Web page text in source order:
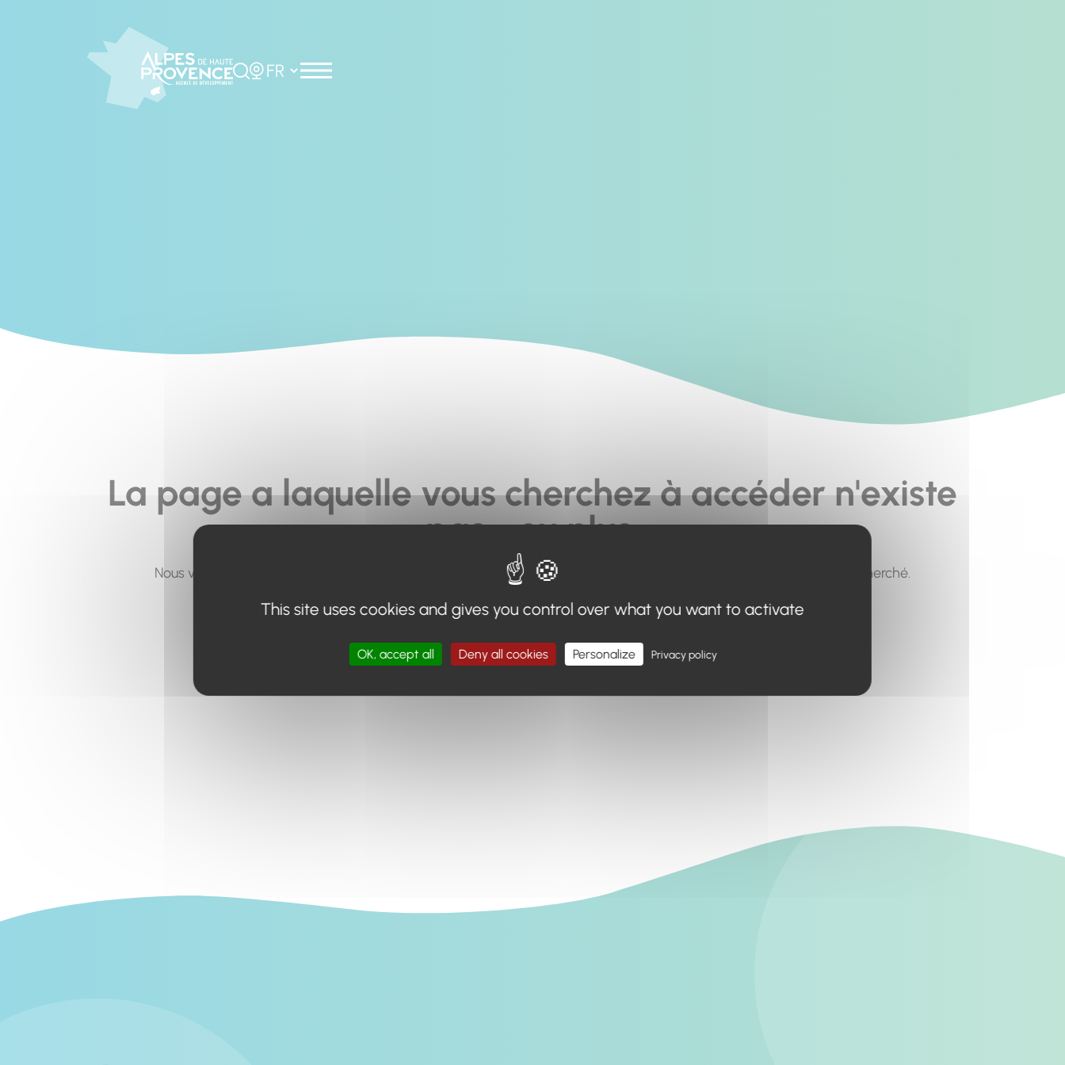
Rechercher
Choisir la langue
La page a laquelle vous cherchez à accéder n'existe
pas... ou plus.
Nous vous invitons à utiliser le moteur de recherche en haut de page, ou à utiliser le menu pour trouver le contenu recherché.
Retour à l'accueil
This site uses cookies and gives you control over what you want to activate
OK, accept all Deny all cookies Personalize Privacy policy